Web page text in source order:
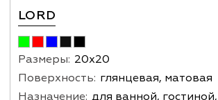
LORD
Размеры: 20х20
Поверхность: глянцевая, матовая
Назначение: для ванной,